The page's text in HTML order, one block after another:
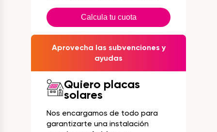
Calcula tu cuota
Aprovecha las subvenciones y
ayudas
Quiero placas
solares
Nos encargamos de todo para
garantizarte una instalación